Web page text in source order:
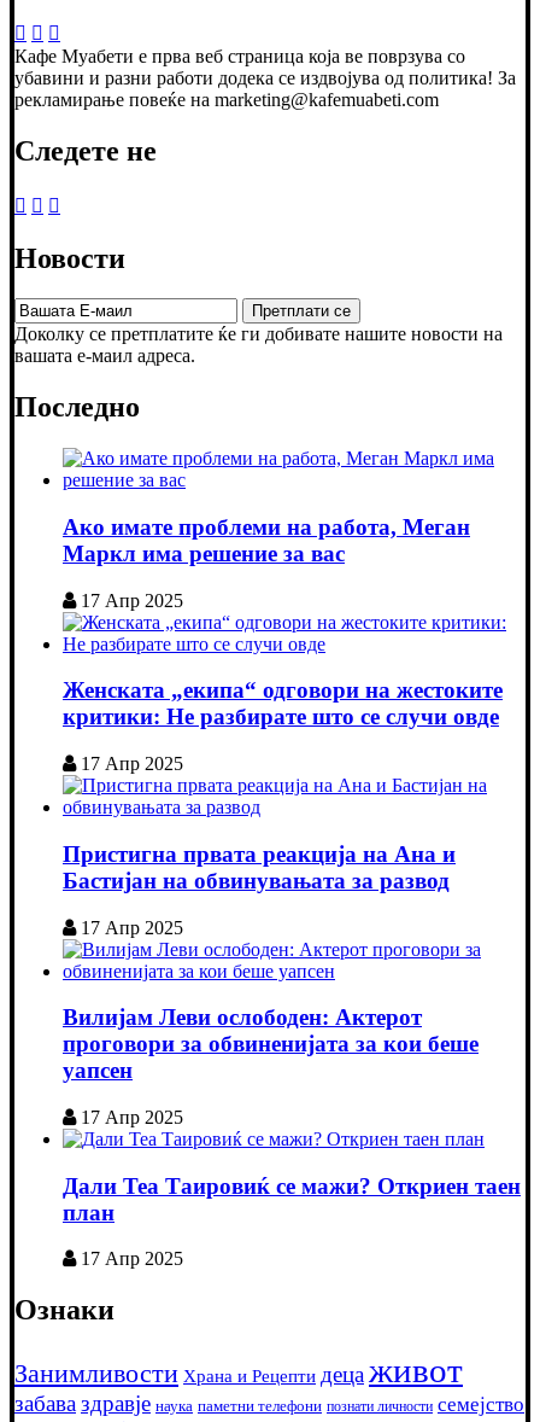
Кафе Муабети е прва веб страница која ве поврзува со
убавини и разни работи додека се издвојува од политика! За
рекламирање повеќе на marketing@kafemuabeti.com
Следете не
Новости
Доколку се претплатите ќе ги добивате нашите новости на
вашата е-маил адреса.
Последно
Ако имате проблеми на работа, Меган
Маркл има решение за вас
17 Апр 2025
Женската „екипа“ одговори на жестоките
критики: Не разбирате што се случи овде
17 Апр 2025
Пристигна првата реакција на Ана и
Бастијан на обвинувањата за развод
17 Апр 2025
Вилијам Леви ослободен: Актерот
проговори за обвиненијата за кои беше
уапсен
17 Апр 2025
Дали Теа Таировиќ се мажи? Откриен таен
план
17 Апр 2025
Ознаки
Занимливости Храна и Рецепти децаживот
забаваздравје наука паметни телефони познати личности семејство